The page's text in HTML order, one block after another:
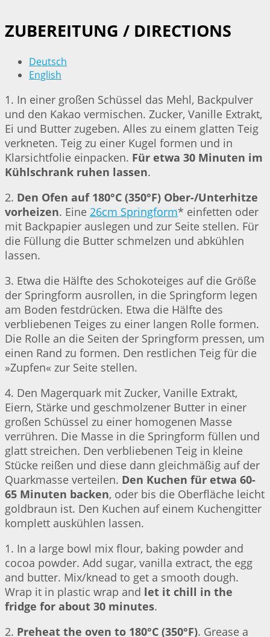
ZUBEREITUNG / DIRECTIONS
Deutsch
English
1. In einer großen Schüssel das Mehl, Backpulver
und den Kakao vermischen. Zucker, Vanille Extrakt,
Ei und Butter zugeben. Alles zu einem glatten Teig
verkneten. Teig zu einer Kugel formen und in
Klarsichtfolie einpacken. Für etwa 30 Minuten im
Kühlschrank ruhen lassen.
2. Den Ofen auf 180°C (350°F) Ober-/Unterhitze
vorheizen. Eine 26cm Springform* einfetten oder
mit Backpapier auslegen und zur Seite stellen. Für
die Füllung die Butter schmelzen und abkühlen
lassen.
3. Etwa die Hälfte des Schokoteiges auf die Größe
der Springform ausrollen, in die Springform legen
am Boden festdrücken. Etwa die Hälfte des
verbliebenen Teiges zu einer langen Rolle formen.
Die Rolle an die Seiten der Springform pressen, um
einen Rand zu formen. Den restlichen Teig für die
»Zupfen« zur Seite stellen.
4. Den Magerquark mit Zucker, Vanille Extrakt,
Eiern, Stärke und geschmolzener Butter in einer
großen Schüssel zu einer homogenen Masse
verrühren. Die Masse in die Springform füllen und
glatt streichen. Den verbliebenen Teig in kleine
Stücke reißen und diese dann gleichmäßig auf der
Quarkmasse verteilen. Den Kuchen für etwa 60-
65 Minuten backen, oder bis die Oberfläche leicht
goldbraun ist. Den Kuchen auf einem Kuchengitter
komplett auskühlen lassen.
1. In a large bowl mix flour, baking powder and
cocoa powder. Add sugar, vanilla extract, the egg
and butter. Mix/knead to get a smooth dough.
Wrap it in plastic wrap and let it chill in the
fridge for about 30 minutes.
2. Preheat the oven to 180°C (350°F). Grease a